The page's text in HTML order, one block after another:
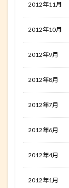
2012年11月
2012年10月
2012年9月
2012年8月
2012年7月
2012年6月
2012年4月
2012年1月